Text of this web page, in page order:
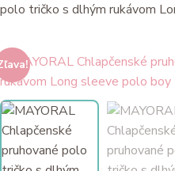
polo tričko s dlhým rukávom